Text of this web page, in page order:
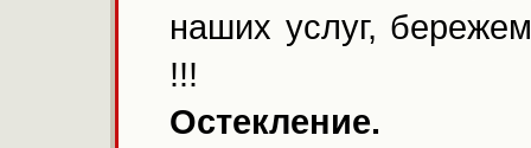
наших услуг,
!!!
Остекление.